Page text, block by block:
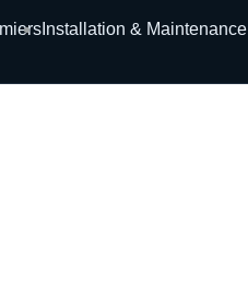
Installation & Maintenance